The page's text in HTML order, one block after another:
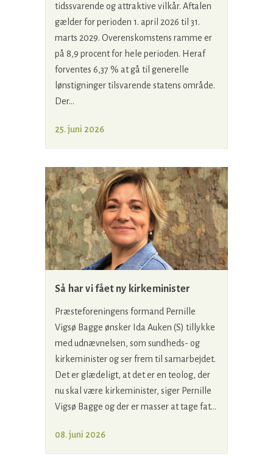
tidssvarende og attraktive vilkår. Aftalen
gælder for perioden 1. april 2026 til 31.
marts 2029. Overenskomstens ramme er
på 8,9 procent for hele perioden. Heraf
forventes 6,37 % at gå til generelle
lønstigninger tilsvarende statens område.
Der...
25. juni 2026
Så har vi fået ny kirkeminister
Præsteforeningens formand Pernille
Vigsø Bagge ønsker Ida Auken (S) tillykke
med udnævnelsen, som sundheds- og
kirkeminister og ser frem til samarbejdet.
Det er glædeligt, at det er en teolog, der
nu skal være kirkeminister, siger Pernille
Vigsø Bagge og der er masser at tage fat...
08. juni 2026